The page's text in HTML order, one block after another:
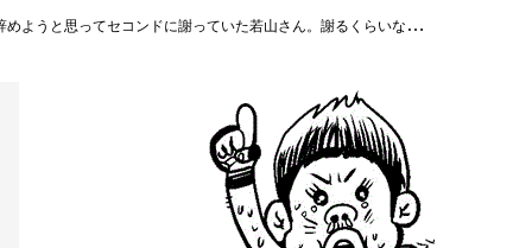
シューターへの1ステップに挑んだJAMは予定通りバックチョーク一本勝利！ヤッタゼ！！！#shooto0821#修斗#修斗新潟#越後風神祭り